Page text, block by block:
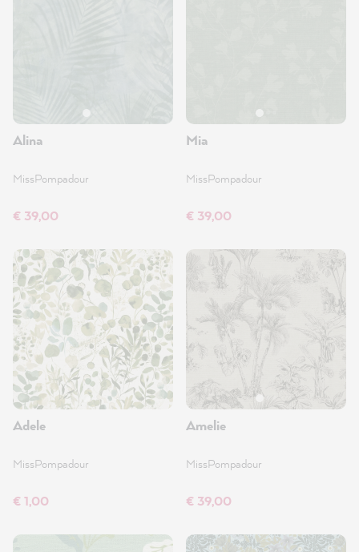
Alina
MissPompadour
€ 39,00
Mia
MissPompadour
€ 39,00
Adele
MissPompadour
€ 1,00
Amelie
MissPompadour
€ 39,00